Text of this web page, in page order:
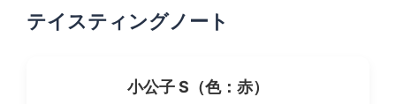
テイスティングノート
小公子 S（色：赤）